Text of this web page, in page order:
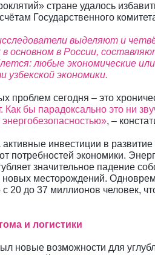
стране удалось
Государственного
выделяют и
основном в России,
любые экономические
узбекской экономики.
проблем сегодня – это
Как бы парадоксально это ни
, –
инвестиции в
потребностей экономики.
значительное падение
новых месторождений.
до 37 миллионов человек,
и логистики
новые возможности для